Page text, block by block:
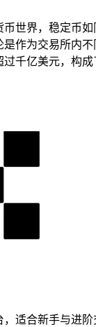
世界，稳定币
作为交易所内
千亿美元，构
适合新手与进阶